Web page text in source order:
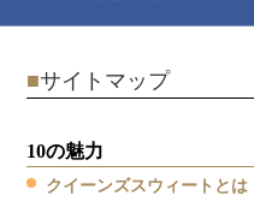
■サイトマップ
10の魅力
クイーンズスウィートとは